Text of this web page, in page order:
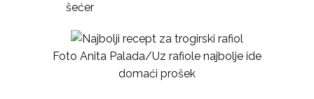
šećer
Foto Anita Palada/Uz rafiole najbolje ide
domaći prošek